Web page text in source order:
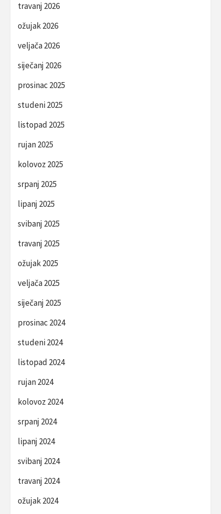
travanj 2026
ožujak 2026
veljača 2026
siječanj 2026
prosinac 2025
studeni 2025
listopad 2025
rujan 2025
kolovoz 2025
srpanj 2025
lipanj 2025
svibanj 2025
travanj 2025
ožujak 2025
veljača 2025
siječanj 2025
prosinac 2024
studeni 2024
listopad 2024
rujan 2024
kolovoz 2024
srpanj 2024
lipanj 2024
svibanj 2024
travanj 2024
ožujak 2024